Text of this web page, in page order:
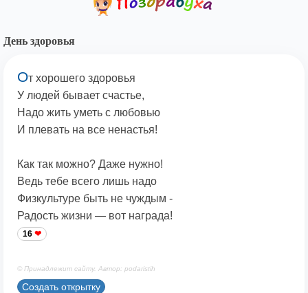
День здоровья
От хорошего здоровья
У людей бывает счастье,
Надо жить уметь с любовью
И плевать на все ненастья!
Как так можно? Даже нужно!
Ведь тебе всего лишь надо
Физкультуре быть не чуждым -
Радость жизни — вот награда!
16
© Принадлежит сайту. Автор: podaristih
Создать открытку